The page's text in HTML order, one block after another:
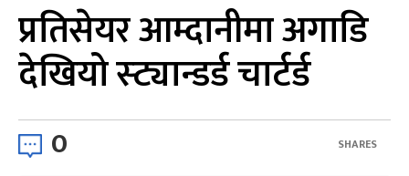
प्रतिसेयर आम्दानीमा अगाडि
देखियो स्ट्यान्डर्ड चार्टर्ड
0 SHARES